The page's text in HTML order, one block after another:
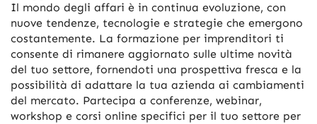
Il mondo degli affari è in continua evoluzione, con
nuove tendenze, tecnologie e strategie che emergono
costantemente. La formazione per imprenditori ti
consente di rimanere aggiornato sulle ultime novità
del tuo settore, fornendoti una prospettiva fresca e la
possibilità di adattare la tua azienda ai cambiamenti
del mercato. Partecipa a conferenze, webinar,
workshop e corsi online specifici per il tuo settore per